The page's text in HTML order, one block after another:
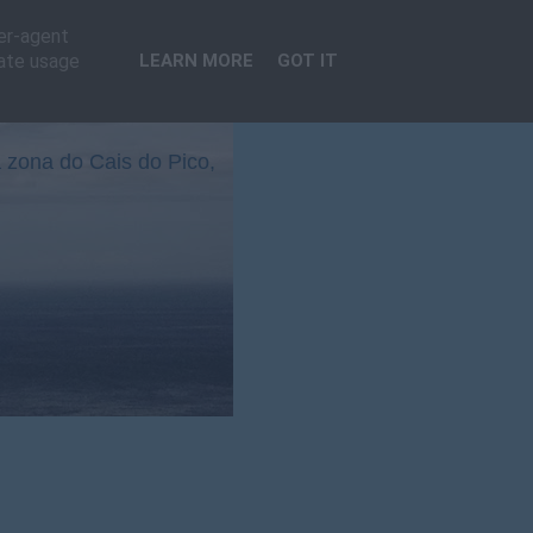
do Cais do Pico,
agent
usage
LEARN MORE GOT IT